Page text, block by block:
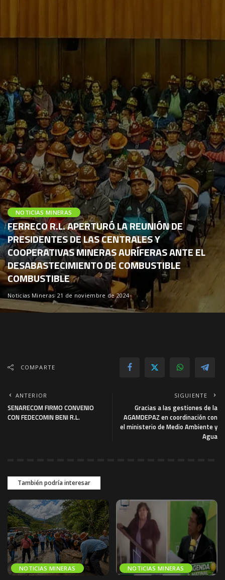
NOTICIAS MINERAS
FERRECO R.L. APERTURÓ LA REUNIÓN DE
PRESIDENTES DE LAS CENTRALES Y
COOPERATIVAS MINERAS AURÍFERAS ANTE EL
DESABASTECIMIENTO DE COMBUSTIBLE
COMBUSTIBLE
Noticias Mineras 21 de noviembre de 2024
COMPARTE
ANTERIOR
SENARECOM FIRMO CONVENIO
CON FEDECOMIN BENI R.L.
SIGUIENTE
Gracias a las gestiones de la
AGAMDEPAZ en coordinación con
el ministerio de Medio Ambiente y
Agua
También podría interesar
NOTICIAS MINERAS NOTICIAS MINERAS